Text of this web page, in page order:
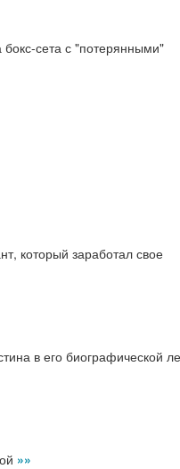
сета с "потерянными"
который заработал свое
в его биографической
»»